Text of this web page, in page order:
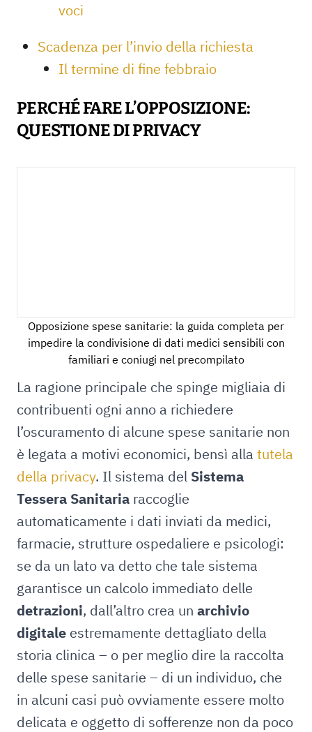
voci
Scadenza per l’invio della richiesta
Il termine di fine febbraio
PERCHÉ FARE L’OPPOSIZIONE:
QUESTIONE DI PRIVACY
Opposizione spese sanitarie: la guida completa per
impedire la condivisione di dati medici sensibili con
familiari e coniugi nel precompilato
La ragione principale che spinge migliaia di
contribuenti ogni anno a richiedere
l’oscuramento di alcune spese sanitarie non
è legata a motivi economici, bensì alla tutela
della privacy. Il sistema del Sistema
Tessera Sanitaria raccoglie
automaticamente i dati inviati da medici,
farmacie, strutture ospedaliere e psicologi:
se da un lato va detto che tale sistema
garantisce un calcolo immediato delle
detrazioni, dall’altro crea un archivio
digitale estremamente dettagliato della
storia clinica – o per meglio dire la raccolta
delle spese sanitarie – di un individuo, che
in alcuni casi può ovviamente essere molto
delicata e oggetto di sofferenze non da poco